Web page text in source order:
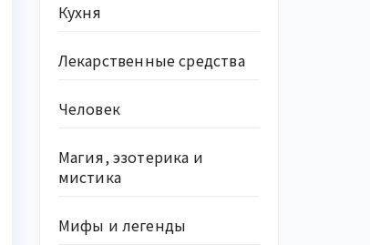
Кухня
Лекарственные средства
Человек
Магия, эзотерика и
мистика
Мифы и легенды